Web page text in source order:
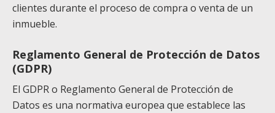
clientes durante el proceso de compra o venta de un
inmueble.
Reglamento General de Protección de Datos
(GDPR)
El GDPR o Reglamento General de Protección de
Datos es una normativa europea que establece las